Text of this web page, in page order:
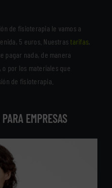
de fisioterapia le vamos a
5 euros. Nuestrastarifas,
pagar nada, de manera
por los materiales que
de fisioterapia.
EMPRESAS